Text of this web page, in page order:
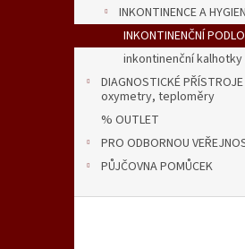
INKONTINENCE A
INKONTINENČNÍ
inkontinenční
DIAGNOSTICKÉ
oxymetry, teploměry
% OUTLET
PRO ODBORNOU
PŮJČOVNA POMŮCEK